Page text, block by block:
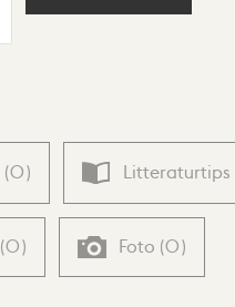
(0) Litteraturtips
(0) Foto (0)